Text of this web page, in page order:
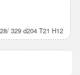
329 d204 T21 H12